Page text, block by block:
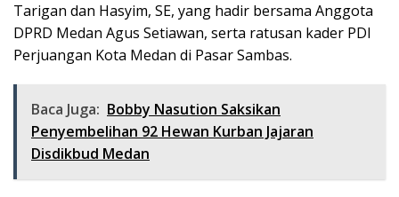
Tarigan dan Hasyim, SE, yang hadir bersama Anggota
DPRD Medan Agus Setiawan, serta ratusan kader PDI
Perjuangan Kota Medan di Pasar Sambas.
Baca Juga: Bobby Nasution Saksikan
Penyembelihan 92 Hewan Kurban Jajaran
Disdikbud Medan